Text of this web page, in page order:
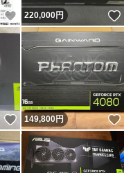
いいね！
220,000円
いいね！
149,800円